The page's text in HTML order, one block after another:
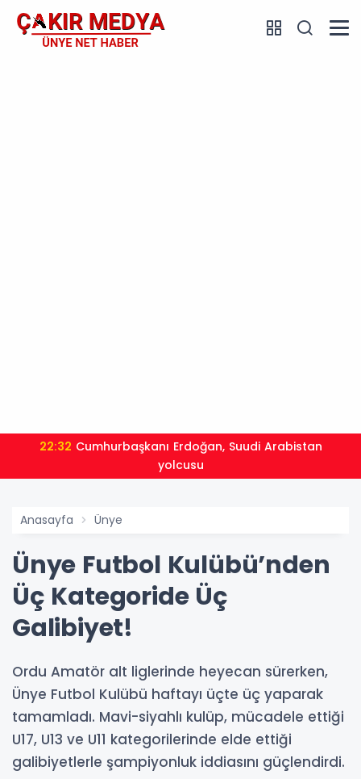
22:32
yolcusu
Anasayfa Ünye
Ünye Futbol Kulübü’nden
Üç Kategoride Üç
Galibiyet!
Ordu Amatör alt liglerinde heyecan sürerken,
Ünye Futbol Kulübü haftayı üçte üç yaparak
tamamladı. Mavi-siyahlı kulüp, mücadele ettiği
U17, U13 ve U11 kategorilerinde elde ettiği
galibiyetlerle şampiyonluk iddiasını güçlendirdi.